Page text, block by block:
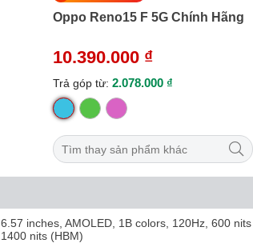
Oppo Reno15 F 5G Chính Hãng
10.390.000 ₫
Trả góp từ: 2.078.000 ₫
6.57 inches, AMOLED, 1B colors, 120Hz, 600 nits
1400 nits (HBM)